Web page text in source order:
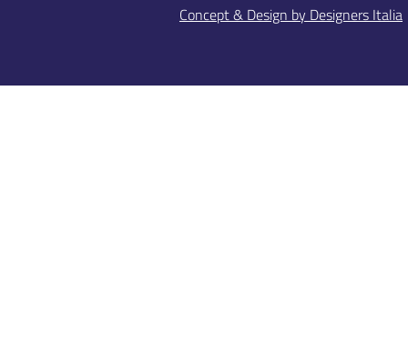
Concept & Design by Designers Italia